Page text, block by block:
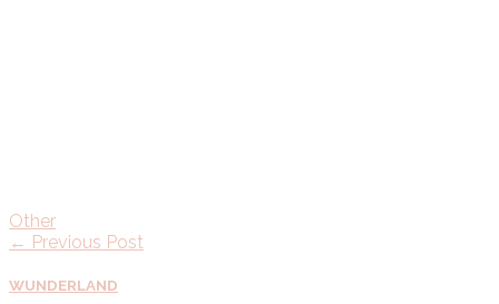
Other
← Previous Post
WUNDERLAND